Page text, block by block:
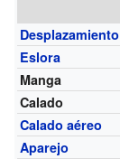
Desplazamiento
Eslora
Manga
Calado
Calado aéreo
Aparejo